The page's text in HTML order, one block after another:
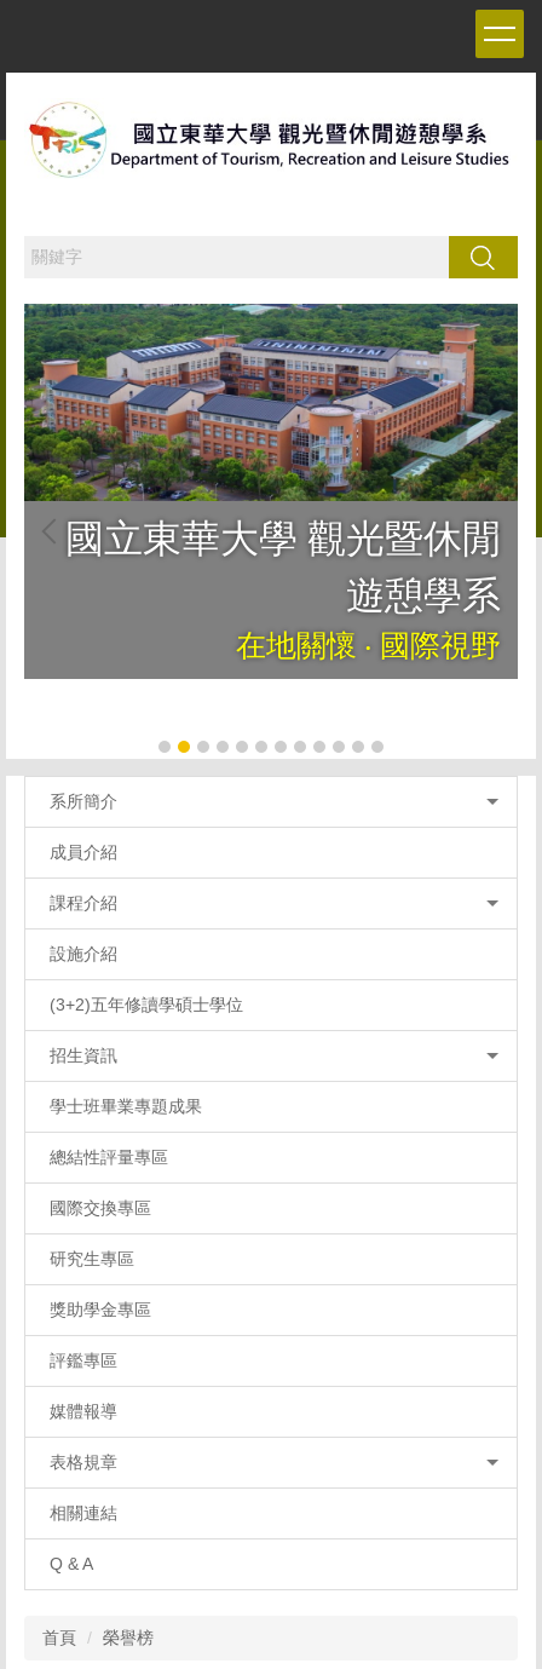
搜尋
國立東華大學 觀光暨休閒
遊憩學系
在地關懷 ‧ 國際視野
系所簡介
成員介紹
課程介紹
設施介紹
(3+2)五年修讀學碩士學位
招生資訊
學士班畢業專題成果
總結性評量專區
國際交換專區
研究生專區
獎助學金專區
評鑑專區
媒體報導
表格規章
相關連結
Q & A
首頁 榮譽榜